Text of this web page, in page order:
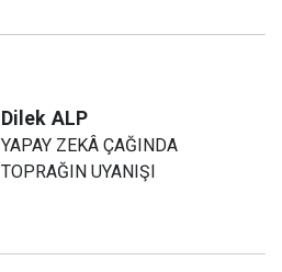
Dilek ALP
YAPAY ZEKÂ ÇAĞINDA
TOPRAĞIN UYANIŞI